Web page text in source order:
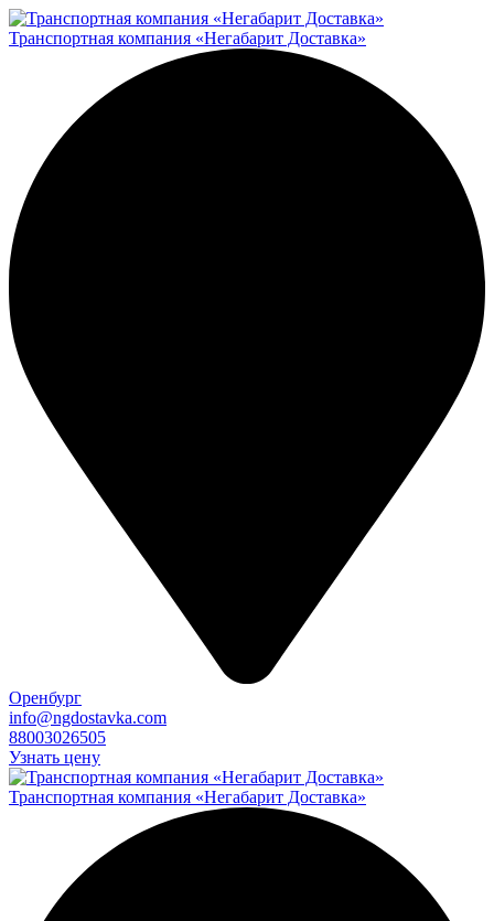
Транспортная компания «Негабарит Доставка»
Оренбург
info@ngdostavka.com
88003026505
Узнать цену
Транспортная компания «Негабарит Доставка»